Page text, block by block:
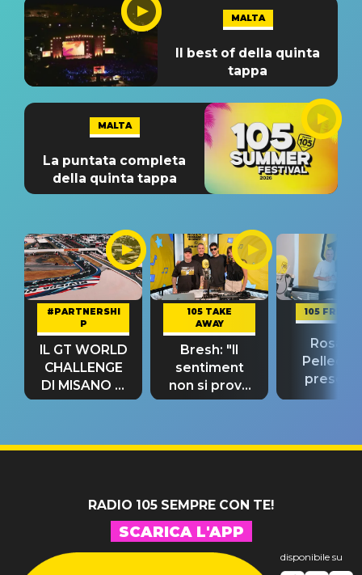
MALTA
Il best of della quinta
tappa
MALTA
La puntata completa
della quinta tappa
#PARTNERSHI
P
IL GT WORLD
CHALLENGE
DI MISANO si
riconferma
105 TAKE
AWAY
Bresh: "Il
sentiment
non si prova
fino alla notte
105
Rosario
“Così
RADIO 105 SEMPRE CON TE!
SCARICA L'APP
disponibile su